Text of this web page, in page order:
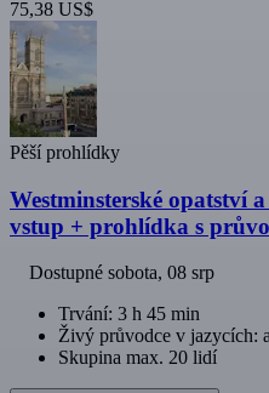
75,38 US$
Pěší prohlídky
Westminsterské opatství
vstup + prohlídka s
Dostupné sobota, 08 srp
Trvání: 3 h 45 min
Živý průvodce v jazycích:
Skupina max. 20 lidí